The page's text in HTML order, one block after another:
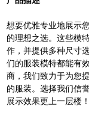
想要优雅专业地展示
的理想之选。这些模
作，并提供多种尺寸
们的服装模特都能有
商，我们致力于为您
的服装。选择我们信
展示效果更上一层楼！